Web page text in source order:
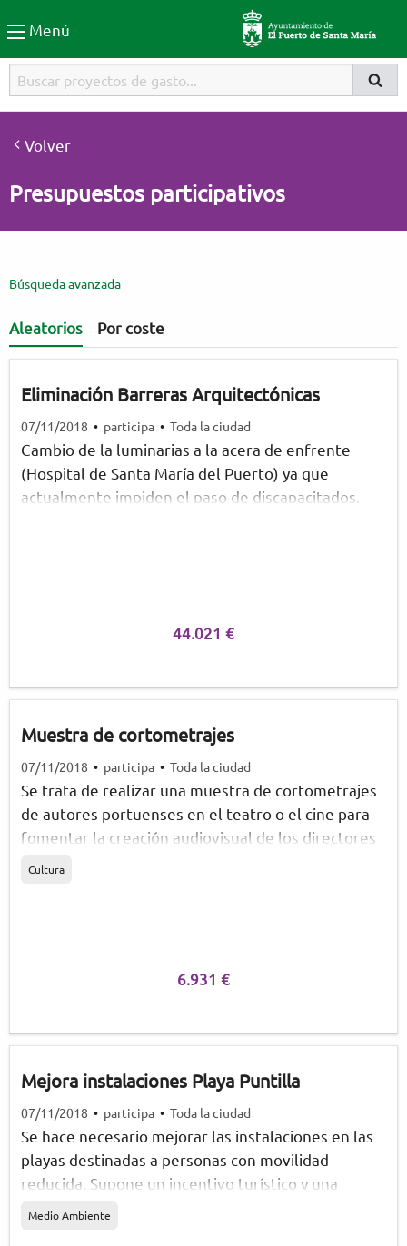
Participa El Puerto de Santa
Menú
Buscador
Buscar
Volver
Presupuestos participativos
Búsqueda avanzada
Aleatorios Por coste
Eliminación Barreras Arquitectónicas
07/11/2018 • participa • Toda la ciudad
Cambio de la luminarias a la acera de enfrente
(Hospital de Santa María del Puerto) ya que
actualmente impiden el paso de discapacitados.
44.021 €
Muestra de cortometrajes
07/11/2018 • participa • Toda la ciudad
Se trata de realizar una muestra de cortometrajes
de autores portuenses en el teatro o el cine para
fomentar la creación audiovisual de los directores
Cultura
6.931 €
Mejora instalaciones Playa Puntilla
07/11/2018 • participa • Toda la ciudad
Se hace necesario mejorar las instalaciones en las
playas destinadas a personas con movilidad
reducida. Supone un incentivo turístico y una
Medio Ambiente